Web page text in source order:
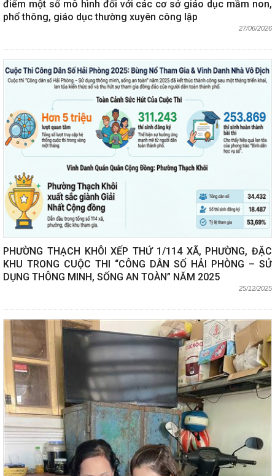
điểm một số mô hình đối với các cơ sở giáo dục mầm non,
phổ thông, giáo dục thường xuyên công lập
27/06/2026
PHƯỜNG THẠCH KHÔI XẾP THỨ 1/114 XÃ, PHƯỜNG, ĐẶC
KHU TRONG CUỘC THI “CÔNG DÂN SỐ HẢI PHÒNG – SỬ
DỤNG THÔNG MINH, SỐNG AN TOÀN” NĂM 2025
25/12/2025